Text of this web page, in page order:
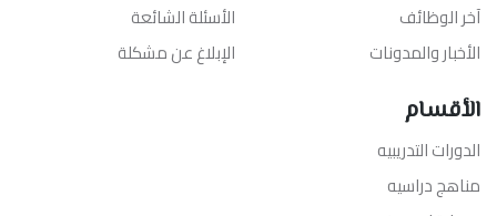
آخر الوظائف
الأخبار والمدونات
الأسئلة الشائعة
الإبلاغ عن مشكلة
الأقسام
الدورات التدريبيه
مناهج دراسيه